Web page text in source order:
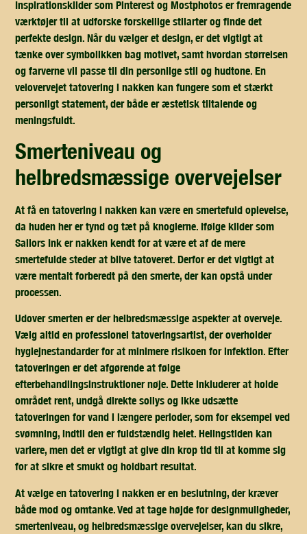
Inspirationskilder som Pinterest og Mostphotos er fremragende
værktøjer til at udforske forskellige stilarter og finde det
perfekte design. Når du vælger et design, er det vigtigt at
tænke over symbolikken bag motivet, samt hvordan størrelsen
og farverne vil passe til din personlige stil og hudtone. En
velovervejet tatovering i nakken kan fungere som et stærkt
personligt statement, der både er æstetisk tiltalende og
meningsfuldt.
smerteniveau og
helbredsmæssige overvejelser
At få en tatovering i nakken kan være en smertefuld oplevelse,
da huden her er tynd og tæt på knoglerne. Ifølge kilder som
Sailors Ink er nakken kendt for at være et af de mere
smertefulde steder at blive tatoveret. Derfor er det vigtigt at
være mentalt forberedt på den smerte, der kan opstå under
processen.
Udover smerten er der helbredsmæssige aspekter at overveje.
Vælg altid en professionel tatoveringsartist, der overholder
hygiejnestandarder for at minimere risikoen for infektion. Efter
tatoveringen er det afgørende at følge
efterbehandlingsinstruktioner nøje. Dette inkluderer at holde
området rent, undgå direkte sollys og ikke udsætte
tatoveringen for vand i længere perioder, som for eksempel ved
svømning, indtil den er fuldstændig helet. Helingstiden kan
variere, men det er vigtigt at give din krop tid til at komme sig
for at sikre et smukt og holdbart resultat.
At vælge en tatovering i nakken er en beslutning, der kræver
både mod og omtanke. Ved at tage højde for designmuligheder,
smerteniveau, og helbredsmæssige overvejelser, kan du sikre,